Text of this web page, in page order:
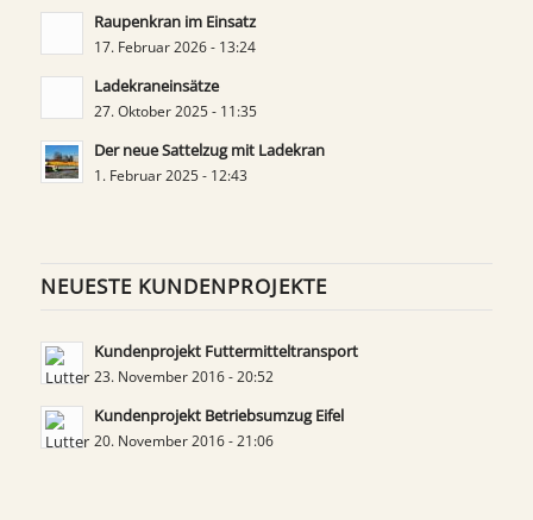
Raupenkran im Einsatz
17. Februar 2026 - 13:24
Ladekraneinsätze
27. Oktober 2025 - 11:35
Der neue Sattelzug mit Ladekran
1. Februar 2025 - 12:43
NEUESTE KUNDENPROJEKTE
Kundenprojekt Futtermitteltransport
23. November 2016 - 20:52
Kundenprojekt Betriebsumzug Eifel
20. November 2016 - 21:06